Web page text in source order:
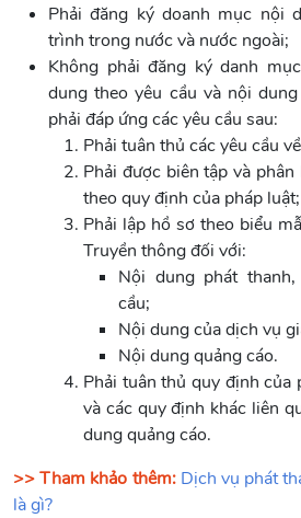
Phải đăng ký doanh mục nội
trình trong nước và nước ngoài;
Không phải đăng ký danh
dung theo yêu cầu và nội
phải đáp ứng các yêu cầu sau:
Phải tuân thủ các yêu cầu về
Phải được biên tập và
theo quy định của pháp luật;
Phải lập hồ sơ theo biểu
Truyền thông đối với:
Nội dung phát
cầu;
Nội dung của dịch vụ
Nội dung quảng cáo.
Phải tuân thủ quy định của
và các quy định khác liên
dung quảng cáo.
>> Tham khảo thêm: Dịch vụ phát
là gì?